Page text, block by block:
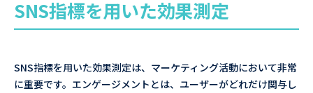
SNS指標を用いた効果測定
SNS指標を用いた効果測定は、マーケティング活動において非常
に重要です。エンゲージメントとは、ユーザーがどれだけ関与し